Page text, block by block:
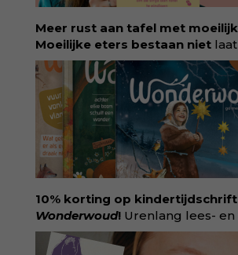
voor ouders. Download het
via:
evabronsveld.plugandpay.nl/
id=ZcYxEBJH
Meer rust aan tafel met
Moeilijke eters bestaan niet laat
kinderdiëtist en lactatiekundige
Demeyerzien wat er schuilgaat
eetgedrag dat ouders zorgen
aandacht voor ontwikkeling,
neurodivergentie en medische
helpt ze hardnekkige
laten en maakt ze van eten weer
moment van verbinding. Bestel
boekhandel! Lees meer over
kiind.nl/rolinde
10% korting op kindertijdschrift
Wonderwoud! Urenlang lees-
voor dromers, doeners en
Wonderwoud is het